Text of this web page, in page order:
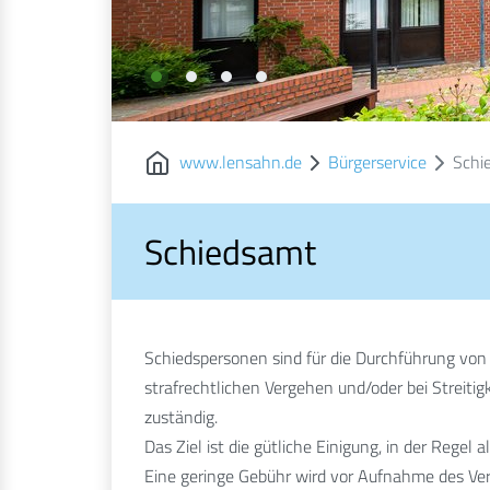
www.lensahn.de Bürgerservice
Schiedsamt
Schiedspersonen sind für die Durchführung
strafrechtlichen Vergehen und/oder bei
zuständig.
Das Ziel ist die gütliche Einigung, in der Regel
Eine geringe Gebühr wird vor Aufnahme des